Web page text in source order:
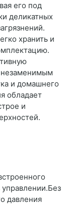
его под
деликатных
хранить и
незаменимым
и домашнего
обладает
и
управлении.Без
давления